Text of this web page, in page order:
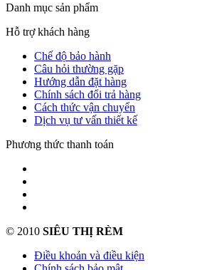
Danh mục sản phẩm
Hỗ trợ khách hàng
Chế độ bảo hành
Câu hỏi thường gặp
Hướng dẫn đặt hàng
Chính sách đổi trả hàng
Cách thức vận chuyển
Dịch vụ tư vấn thiết kế
Phương thức thanh toán
© 2010 SIÊU THỊ RÈM
Điều khoản và điều kiện